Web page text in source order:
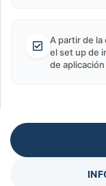
A partir de
el set up de
de